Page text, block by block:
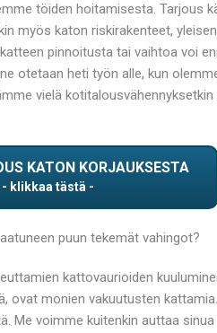
töiden hoitamisesta. Tarjous
myös katon riskirakenteet,
pinnoitusta tai vaihtoa voi
otetaan heti työn alle, kun
vielä
KATON KORJAUKSESTA
puun tekemät vahingot?
kattovaurioiden
ovat monien vakuutusten
Me voimme kuitenkin auttaa